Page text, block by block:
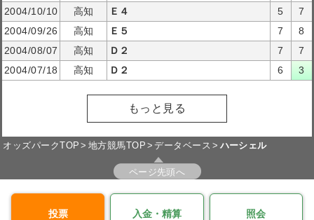
2004/10/10
高知 Ｅ４ 5
7
2004/09/26
高知 Ｅ５ 7
8
2004/08/07
高知 Ｄ２ 7
7
2004/07/18
高知 Ｄ２ 6 3
もっと見る
オッズパークTOP 地方競馬TOP データベース ハーシェル
ページ先頭へ
投票 入金・精算 照会